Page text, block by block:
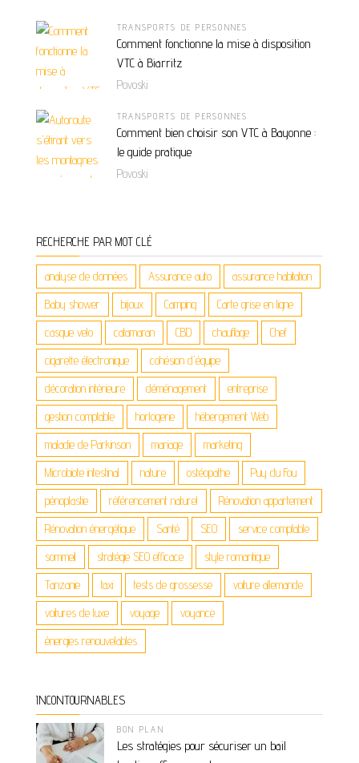
TRANSPORTS DE PERSONNES
Comment fonctionne la mise à disposition
VTC à Biarritz
Povoski
TRANSPORTS DE PERSONNES
Comment bien choisir son VTC à Bayonne :
le guide pratique
Povoski
RECHERCHE PAR MOT CLÉ
analyse de données Assurance auto assurance habitation
Baby shower bijoux Camping Carte grise en ligne
casque velo catamaran CBD chauffage Chef
cigarette électronique cohésion d'équipe
décoration intérieure déménagement entreprise
gestion comptable horlogerie hébergement Web
maladie de Parkinson mariage marketing
Microbiote intestinal nature ostéopathe Puy du Fou
pénoplastie référencement naturel Rénovation appartement
Rénovation énergétique Santé SEO service comptable
sommeil stratégie SEO efficace style romantique
Tanzanie taxi tests de grossesse voiture allemande
voitures de luxe voyage voyance
énergies renouvelables
INCONTOURNABLES
BON PLAN
Les stratégies pour sécuriser un bail